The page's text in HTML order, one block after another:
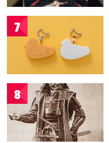
7
8